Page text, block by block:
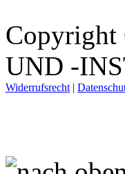
Copyright
UND -
Widerrufsrecht |